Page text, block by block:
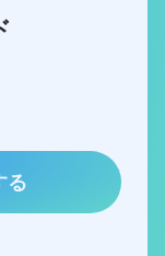
る